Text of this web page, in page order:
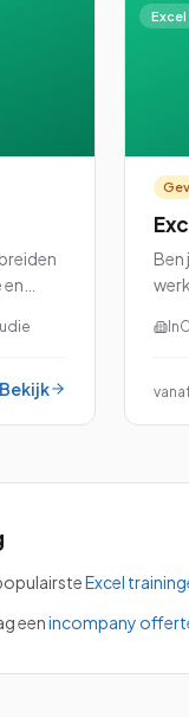
en
Bekijk
Excel
Ben
Excel
eenincompany